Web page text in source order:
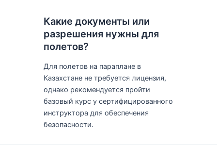
Какие документы или
разрешения нужны для
полетов?
Для полетов на параплане в
Казахстане не требуется лицензия,
однако рекомендуется пройти
базовый курс у сертифицированного
инструктора для обеспечения
безопасности.